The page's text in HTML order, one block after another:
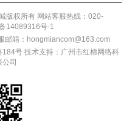
版权所有 网站客服热线：020-
14089316号-1
邮箱：hongmiancom@163.com
号 技术支持： 广州市红棉网络科
司